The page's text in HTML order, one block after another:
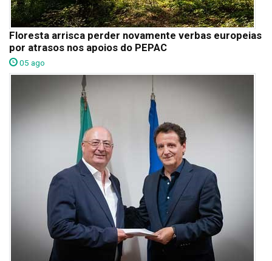
Floresta arrisca perder novamente verbas europeias
por atrasos nos apoios do PEPAC
05 ago